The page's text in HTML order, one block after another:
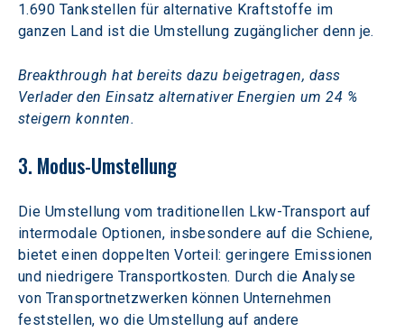
1.690 Tankstellen für alternative Kraftstoffe im
ganzen Land ist die Umstellung zugänglicher denn je.
Breakthrough hat bereits dazu beigetragen, dass
Verlader den Einsatz alternativer Energien um 24 %
steigern konnten.
3. Modus-Umstellung
Die Umstellung vom traditionellen Lkw-Transport auf
intermodale Optionen, insbesondere auf die Schiene,
bietet einen doppelten Vorteil: geringere Emissionen
und niedrigere Transportkosten. Durch die Analyse
von Transportnetzwerken können Unternehmen
feststellen, wo die Umstellung auf andere